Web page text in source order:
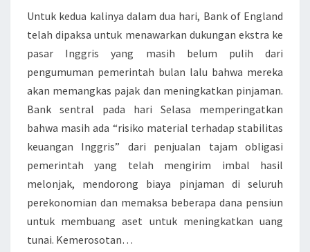
B
A
I
K
P
A
D
A
R
I
S
N
G
L
A
N
D
:
R
S
I
K
Untuk kedua kalinya dalam dua hari, Bank of England
telah dipaksa untuk menawarkan dukungan ekstra ke
pasar Inggris yang masih belum pulih dari
pengumuman pemerintah bulan lalu bahwa mereka
akan memangkas pajak dan meningkatkan pinjaman.
Bank sentral pada hari Selasa memperingatkan
bahwa masih ada “risiko material terhadap stabilitas
keuangan Inggris” dari penjualan tajam obligasi
pemerintah yang telah mengirim imbal hasil
melonjak, mendorong biaya pinjaman di seluruh
perekonomian dan memaksa beberapa dana pensiun
untuk membuang aset untuk meningkatkan uang
tunai. Kemerosotan…